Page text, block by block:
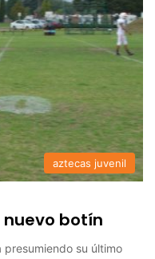
aztecas juvenil
nuevo botín
presumiendo su último